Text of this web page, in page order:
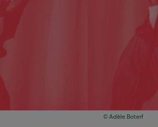
Adèle Boterf